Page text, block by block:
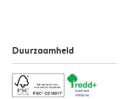
Duurzaamheid